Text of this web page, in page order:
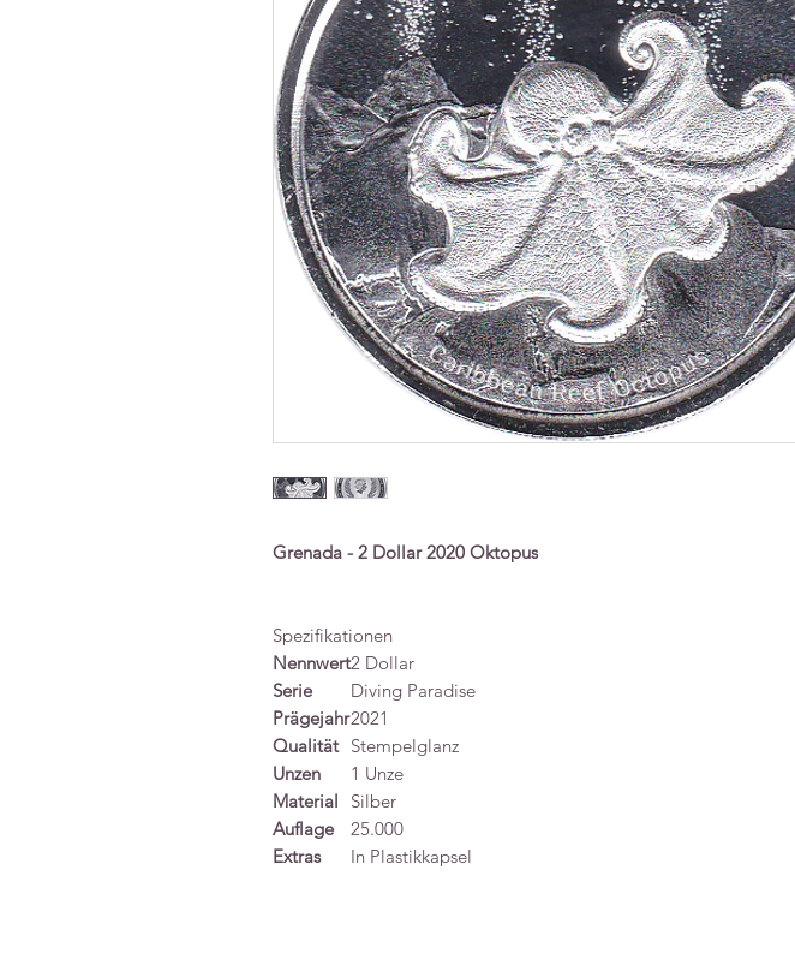
Grenada - 2 Dollar 2020 Oktopus
Spezifikationen
Nennwert2 Dollar
Serie
Diving Paradise
Prägejahr2021
Qualität Stempelglanz
Unzen
1 Unze
Material
Silber
Auflage
25.000
Extras
In Plastikkapsel